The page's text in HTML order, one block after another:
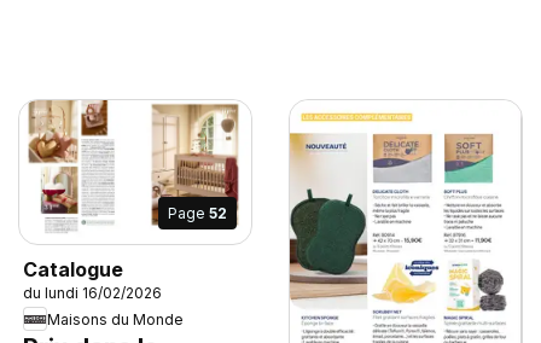
Page 52
Catalogue
du lundi 16/02/2026
Maisons du Monde